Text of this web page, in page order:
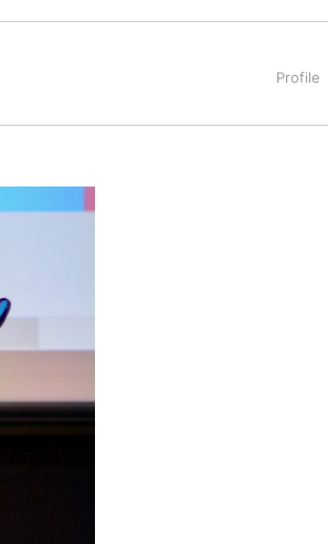
からソフトウェアの事業創出に関わ
所属、大手企業の新規事業創出に協